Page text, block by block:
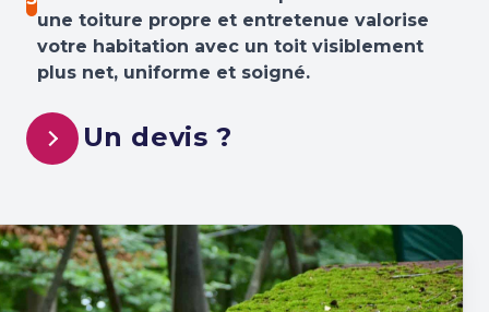
une toiture propre et entretenue valorise
votre habitation avec un toit visiblement
plus net, uniforme et soigné.
Un devis ?